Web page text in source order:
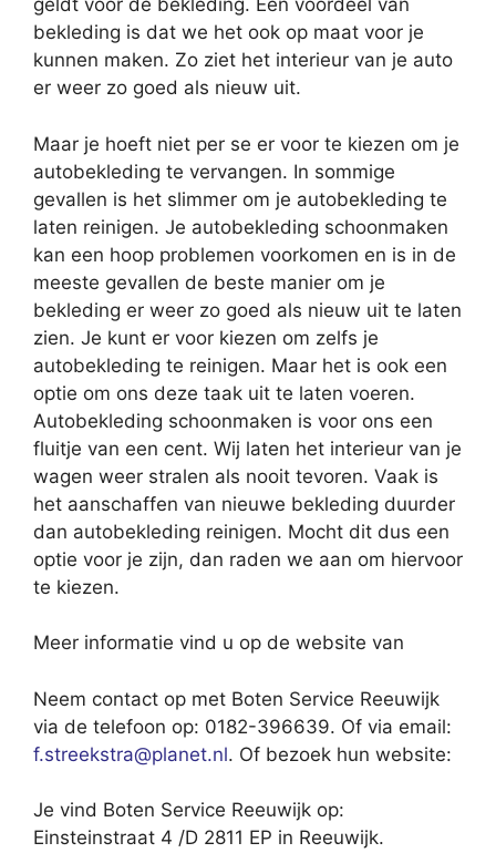
geldt voor de bekleding. Een voordeel van
bekleding is dat we het ook op maat voor je
kunnen maken. Zo ziet het interieur van je auto
er weer zo goed als nieuw uit.
Maar je hoeft niet per se er voor te kiezen om je
autobekleding te vervangen. In sommige
gevallen is het slimmer om je autobekleding te
laten reinigen. Je autobekleding schoonmaken
kan een hoop problemen voorkomen en is in de
meeste gevallen de beste manier om je
bekleding er weer zo goed als nieuw uit te laten
zien. Je kunt er voor kiezen om zelfs je
autobekleding te reinigen. Maar het is ook een
optie om ons deze taak uit te laten voeren.
Autobekleding schoonmaken is voor ons een
fluitje van een cent. Wij laten het interieur van je
wagen weer stralen als nooit tevoren. Vaak is
het aanschaffen van nieuwe bekleding duurder
dan autobekleding reinigen. Mocht dit dus een
optie voor je zijn, dan raden we aan om hiervoor
te kiezen.
Meer informatie vind u op de website van
Neem contact op met Boten Service Reeuwijk
via de telefoon op: 0182-396639. Of via email:
f.streekstra@planet.nl. Of bezoek hun website:
Je vind Boten Service Reeuwijk op:
Einsteinstraat 4 /D 2811 EP in Reeuwijk.